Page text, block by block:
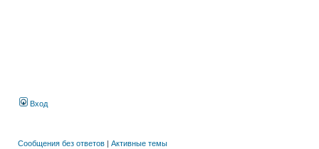
Вход
Сообщения без ответов | Активные темы